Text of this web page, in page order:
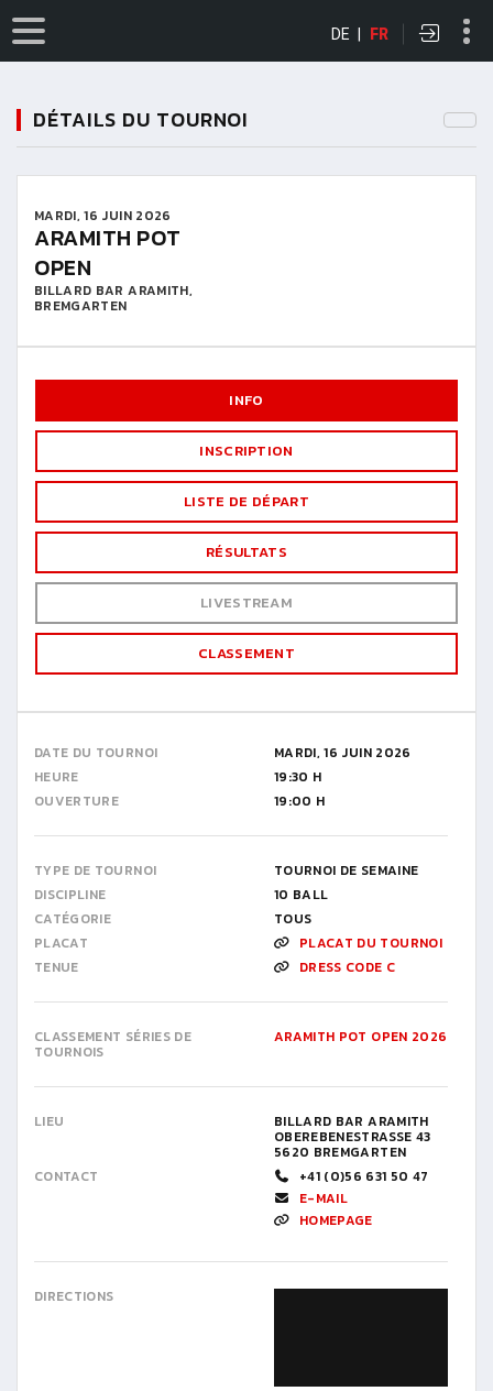
DE | FR
DÉTAILS DU TOURNOI
MARDI, 16 JUIN 2026
ARAMITH POT
OPEN
BILLARD BAR ARAMITH,
BREMGARTEN
INFO
INSCRIPTION
LISTE DE DÉPART
RÉSULTATS
LIVESTREAM
CLASSEMENT
DATE DU TOURNOI
MARDI, 16 JUIN 2026
HEURE
19:30 H
OUVERTURE
19:00 H
TYPE DE TOURNOI
TOURNOI DE SEMAINE
DISCIPLINE
10 BALL
CATÉGORIE
TOUS
PLACAT
PLACAT DU TOURNOI
TENUE
DRESS CODE C
CLASSEMENT SÉRIES DE
TOURNOIS
ARAMITH POT OPEN 2026
LIEU BILLARD BAR ARAMITH
OBEREBENESTRASSE 43
5620 BREMGARTEN
CONTACT
+41 (0)56 631 50 47
E-MAIL
HOMEPAGE
DIRECTIONS